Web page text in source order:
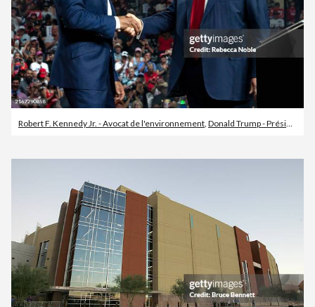
Robert F. Kennedy Jr. - Avocat de l'environnement, Donald Trump - Président américain